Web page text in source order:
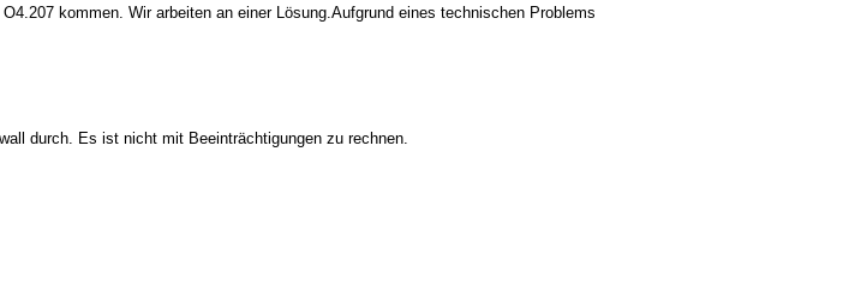
kommen. Wir arbeiten an einer Lösung.Aufgrund eines technischen Problems
durch. Es ist nicht mit Beeinträchtigungen zu rechnen.